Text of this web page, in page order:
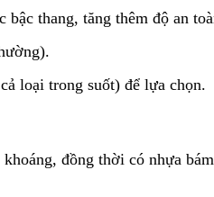
bậc thang, tăng thêm độ an
loại trong suốt) để lựa chọn.
đồng thời có nhựa